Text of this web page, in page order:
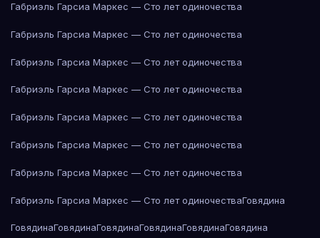
Габриэль Гарсиа Маркес — Сто лет одиночества
Габриэль Гарсиа Маркес — Сто лет одиночества
Габриэль Гарсиа Маркес — Сто лет одиночества
Габриэль Гарсиа Маркес — Сто лет одиночества
Габриэль Гарсиа Маркес — Сто лет одиночества
Габриэль Гарсиа Маркес — Сто лет одиночества
Габриэль Гарсиа Маркес — Сто лет одиночества
Габриэль Гарсиа Маркес — Сто лет одиночестваГовядина
ГовядинаГовядинаГовядинаГовядинаГовядинаГовядина